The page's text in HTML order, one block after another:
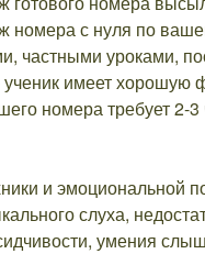
номера с нуля по
частными уроками,
имеет хорошую
номера требует 2-
и эмоциональной
слуха,
умения